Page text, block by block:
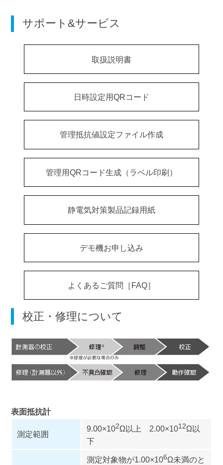
サポート&サービス
取扱説明書
日時設定用QRコード
管理抵抗値設定ファイル作成
管理用QRコード生成（ラベル印刷）
静電気対策製品記録用紙
デモ機お申し込み
よくあるご質問［FAQ］
校正・修理について
表面抵抗計
測定範囲
9.00×102Ω以上 2.00×1012Ω以
下
測定対象物が1.00×106Ω未満のと